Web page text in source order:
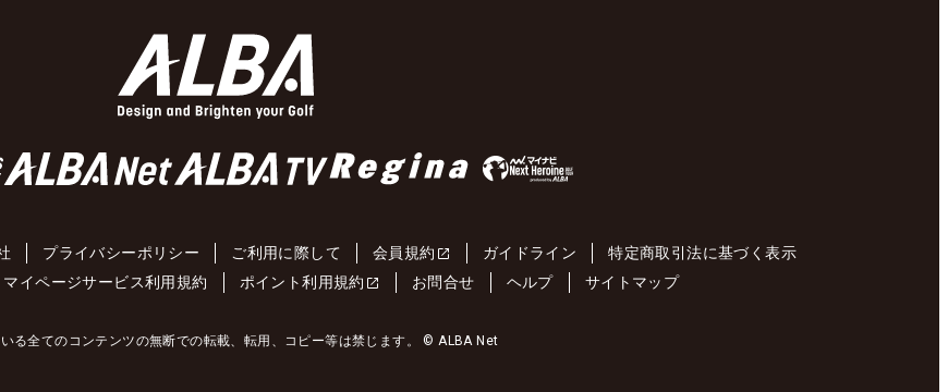
プライバシーポリシー ご利用に際して 会員規約 ガイドライン
特定商取引法に基づく表示
マイページサービス利用規約 ポイント利用規約 お問合せ ヘルプ サイトマップ
る全てのコンテンツの無断での転載、転用、コピー等は禁じます。 © ALBA Net